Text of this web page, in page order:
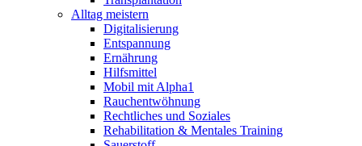
Alltag meistern
Digitalisierung
Entspannung
Ernährung
Hilfsmittel
Mobil mit Alpha1
Rauchentwöhnung
Rechtliches und Soziales
Rehabilitation & Mentales Training